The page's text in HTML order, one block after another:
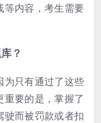
等内容，考生需要
？
为只有通过了这些
要的是，掌握了
驶而被罚款或者扣